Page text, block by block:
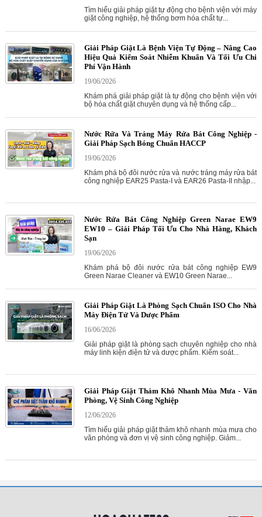
Tìm hiểu giải pháp giặt tự động cho bệnh viện với máy
giặt công nghiệp, hệ thống bơm hóa chất tự...
Giải Pháp Giặt Là Bệnh Viện Tự Động – Nâng Cao
Hiệu Quả Kiểm Soát Nhiễm Khuẩn Và Tối Ưu Chi
Phí Vận Hành
19/06/2026
Khám phá giải pháp giặt là tự động cho bệnh viện với
bộ hóa chất giặt chuyên dụng và hệ thống cấp...
Nước Rửa Và Tráng Máy Rửa Bát Công Nghiệp -
Giải Pháp Sạch Bóng Chuẩn HACCP
19/06/2026
Khám phá bộ đôi nước rửa và nước tráng máy rửa bát
công nghiệp EAR25 Pasta-I và EAR26 Pasta-II nhập...
Nước Rửa Bát Công Nghiệp Green Narae EW9
EW10 – Giải Pháp Tối Ưu Cho Nhà Hàng, Khách
Sạn
19/06/2026
Khám phá bộ đôi nước rửa bát công nghiệp EW9
Green Narae Cleaner và EW10 Green Narae...
Giải Pháp Giặt Là Phòng Sạch Chuẩn ISO Cho Nhà
Máy Điện Tử Và Dược Phẩm
16/06/2026
Giải pháp giặt là phòng sạch chuyên nghiệp cho nhà
máy linh kiện điện tử và dược phẩm. Kiểm soát...
Giải Pháp Giặt Thảm Khô Nhanh Mùa Mưa - Văn
Phòng, Vệ Sinh Công Nghiệp
12/06/2026
Tìm hiểu giải pháp giặt thảm khô nhanh mùa mưa cho
văn phòng và đơn vị vệ sinh công nghiệp. Giảm...